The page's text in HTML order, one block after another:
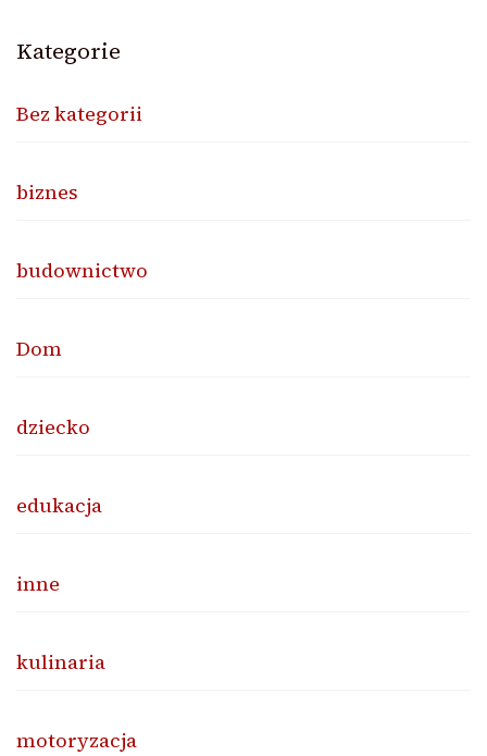
Kategorie
Bez kategorii
biznes
budownictwo
Dom
dziecko
edukacja
inne
kulinaria
motoryzacja